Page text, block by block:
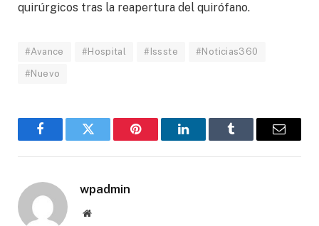
quirúrgicos tras la reapertura del quirófano.
#Avance #Hospital #Issste #Noticias360
#Nuevo
FacebookTwitter Pinterest LinkedInTumblr Email
wpadmin
Website